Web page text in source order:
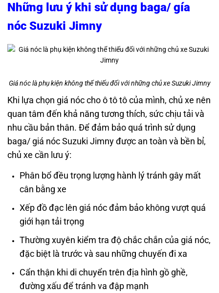
Những lưu ý khi sử dụng baga/ gía
nóc Suzuki Jimny
Giá nóc là phụ kiện không thể thiếu đối với những chủ xe Suzuki Jimny
Khi lựa chọn giá nóc cho ô tô tô của mình, chủ xe nên
quan tâm đến khả năng tương thích, sức chịu tải và
nhu cầu bản thân. Để đảm bảo quá trình sử dụng
baga/ giá nóc Suzuki Jimnyđược an toàn và bền bỉ,
chủ xe cần lưu ý:
Phân bổ đều trọng lượng hành lý tránh gây mất
cân bằng xe
Xếp đồ đạc lên giá nóc đảm bảo không vượt quá
giới hạn tải trọng
Thường xuyên kiểm tra độ chắc chắn của giá nóc,
đặc biệt là trước và sau những chuyến đi xa
Cẩn thận khi di chuyển trên địa hình gồ ghề,
đường xấu để tránh va đập mạnh